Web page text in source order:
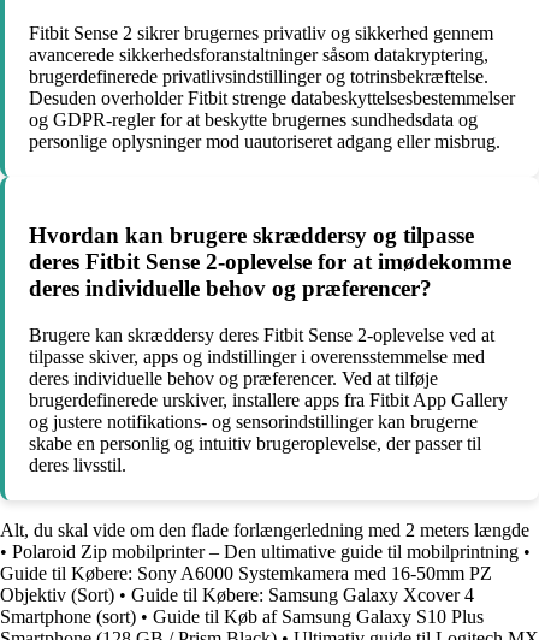
Fitbit Sense 2 sikrer brugernes privatliv og sikkerhed gennem
avancerede sikkerhedsforanstaltninger såsom datakryptering,
brugerdefinerede privatlivsindstillinger og totrinsbekræftelse.
Desuden overholder Fitbit strenge databeskyttelsesbestemmelser
og GDPR-regler for at beskytte brugernes sundhedsdata og
personlige oplysninger mod uautoriseret adgang eller misbrug.
Hvordan kan brugere skræddersy og tilpasse
deres Fitbit Sense 2-oplevelse for at imødekomme
deres individuelle behov og præferencer?
Brugere kan skræddersy deres Fitbit Sense 2-oplevelse ved at
tilpasse skiver, apps og indstillinger i overensstemmelse med
deres individuelle behov og præferencer. Ved at tilføje
brugerdefinerede urskiver, installere apps fra Fitbit App Gallery
og justere notifikations- og sensorindstillinger kan brugerne
skabe en personlig og intuitiv brugeroplevelse, der passer til
deres livsstil.
Alt, du skal vide om den flade forlængerledning med 2 meters længde
• Polaroid Zip mobilprinter – Den ultimative guide til mobilprintning •
Guide til Købere: Sony A6000 Systemkamera med 16-50mm PZ
Objektiv (Sort) • Guide til Købere: Samsung Galaxy Xcover 4
Smartphone (sort) • Guide til Køb af Samsung Galaxy S10 Plus